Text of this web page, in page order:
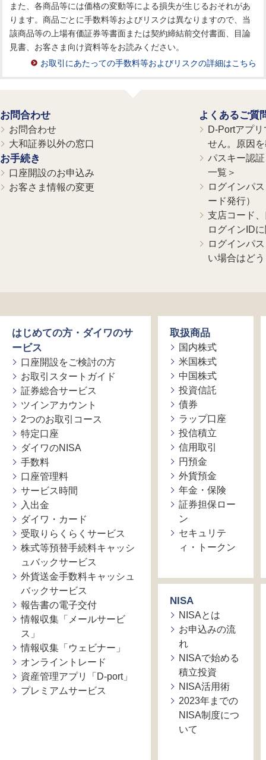
また、各商品等には価格の変動等による損失が生じるおそれがあ
ります。商品ごとに手数料等およびリスクは異なりますので、当
該商品等の上場有価証券等書面または契約締結前交付書面、目論
見書、お客さま向け資料等をお読みください。
お取引にあたっての手数料等およびリスクの詳細はこちら
お問合わせ
お問合わせ
大和証券以外の窓口
お手続き
口座開設のお申込み
お客さま情報の変更
よくあるご質
D-Portアプ
せん。原因
パスキー認
一覧＞
ログインパ
ード発行）
支店コード
ログインID
ログインパ
い場合はど
はじめての方・ダイワのサ
ービス
口座開設をご検討の方
お取引スタートガイド
証券総合サービス
ツインアカウント
2つのお取引コース
特定口座
ダイワのNISA
手数料
口座管理料
サービス時間
入出金
ダイワ・カード
受取りらくらくサービス
株式等預替手続料キャッシ
ュバックサービス
外貨送金手数料キャッシュ
バックサービス
報告書の電子交付
情報収集「メールサービ
ス」
情報収集「ウェビナー」
オンライントレード
資産管理アプリ「D-port」
プレミアムサービス
取扱商品
国内株式
米国株式
中国株式
投資信託
債券
ラップ口座
投信積立
信用取引
円預金
外貨預金
年金・保険
証券担保ロー
ン
セキュリテ
ィ・トークン
NISA
NISAとは
お申込みの流
れ
NISAで始める
積立投資
NISA活用術
2023年までの
NISA制度につ
いて